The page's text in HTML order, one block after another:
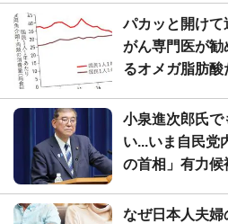
パカッと開けて
がん専門医が
るオメガ脂肪酸
小泉進次郎氏
い...いま自民党
の首相」有力
なぜ日本人夫